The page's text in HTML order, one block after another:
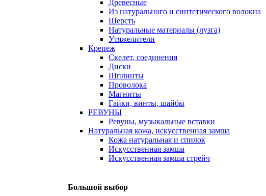
Древесные
Из натурального и синтетического волокна
Шерсть
Натуральные материалы (лузга)
Утяжелители
Крепеж
Скелет, соединения
Диски
Шплинты
Проволока
Магниты
Гайки, винты, шайбы
РЕВУНЫ
Ревуны, музыкальные вставки
Натуральная кожа, искусственная замша
Кожа натуральная и спилок
Искусственная замша
Искусственная замша стрейч
Большой выбор